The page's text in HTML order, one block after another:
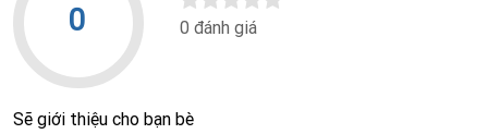
0 0 đánh giá
Sẽ giới thiệu cho bạn bè